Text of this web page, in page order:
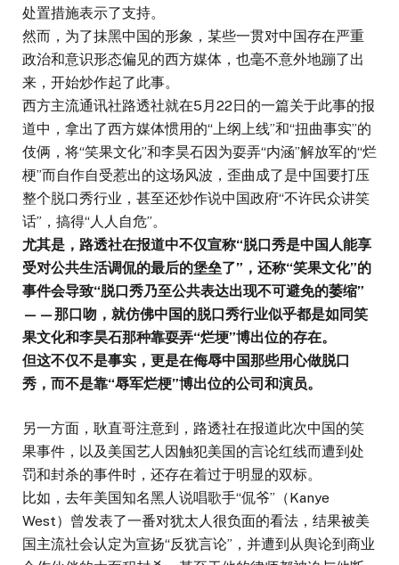
处置措施表示了支持。
然而，为了抹黑中国的形象，某些一贯对中国存在严重
政治和意识形态偏见的西方媒体，也毫不意外地蹦了出
来，开始炒作起了此事。
西方主流通讯社路透社就在5月22日的一篇关于此事的报
道中，拿出了西方媒体惯用的“上纲上线”和“扭曲事实”的
伎俩，将“笑果文化”和李昊石因为耍弄“内涵”解放军的“烂
梗”而自作自受惹出的这场风波，歪曲成了是中国要打压
整个脱口秀行业，甚至还炒作说中国政府“不许民众讲笑
话”，搞得“人人自危”。
尤其是，路透社在报道中不仅宣称“脱口秀是中国人能享
受对公共生活调侃的最后的堡垒了”，还称“笑果文化”的
事件会导致“脱口秀乃至公共表达出现不可避免的萎缩”
——那口吻，就仿佛中国的脱口秀行业似乎都是如同笑
果文化和李昊石那种靠耍弄“烂埂”博出位的存在。
但这不仅不是事实，更是在侮辱中国那些用心做脱口
秀，而不是靠“辱军烂梗”博出位的公司和演员。
另一方面，耿直哥注意到，路透社在报道此次中国的笑
果事件，以及美国艺人因触犯美国的言论红线而遭到处
罚和封杀的事件时，还存在着过于明显的双标。
比如，去年美国知名黑人说唱歌手“侃爷”（Kanye
West）曾发表了一番对犹太人很负面的看法，结果被美
国主流社会认定为宣扬“反犹言论”，并遭到从舆论到商业